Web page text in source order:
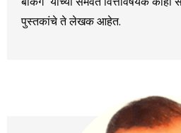
पुस्तकांचे ते लेखक आहेत.